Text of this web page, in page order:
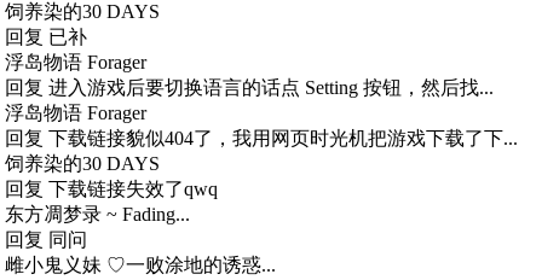
饲养染的30 DAYS
回复 已补
浮岛物语 Forager
回复 进入游戏后要切换语言的话点 Setting 按钮，然后找...
浮岛物语 Forager
回复 下载链接貌似404了，我用网页时光机把游戏下载了下...
饲养染的30 DAYS
回复 下载链接失效了qwq
东方凋梦录 ~ Fading...
回复 同问
雌小鬼义妹 ♡一败涂地的诱惑...